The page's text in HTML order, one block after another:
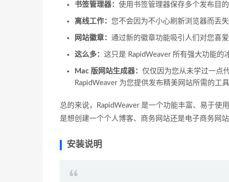
书签管理器： 使用书签管理器保存多个发布目的
离线工作： 您不会因为不小心刷新浏览器而丢失
网站徽章： 通过新的徽章功能吸引人们对您喜
这么多： 这只是 RapidWeaver 所有强大功能的
Mac 版网站生成器： 仅仅因为您从未学过一点
RapidWeaver 为您提供发布精美网站所需的工具
总的来说，RapidWeaver 是一个功能丰富、易于使
是想创建一个个人博客、商务网站还是电子商务网
安装说明